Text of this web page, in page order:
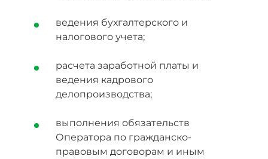
ведения бухгалтерского и
налогового учета;
расчета заработной платы и
ведения кадрового
делопроизводства;
выполнения обязательств
Оператора по гражданско-
правовым договорам и иным